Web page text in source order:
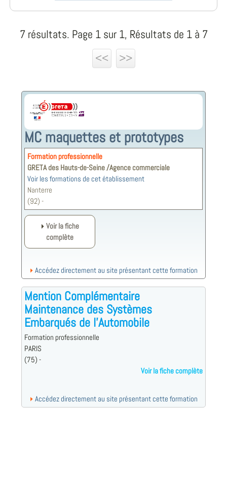
7 résultats. Page 1 sur 1, Résultats de 1 à 7
<<
>>
MC maquettes et prototypes
Formation professionnelle
GRETA des Hauts-de-Seine /Agence commerciale
Voir les formations de cet établissement
Nanterre
(92) -
Voir la fiche
complète
Accédez directement au site présentant cette formation
Mention Complémentaire
Maintenance des Systèmes
Embarqués de l'Automobile
Formation professionnelle
PARIS
(75) -
Voir la fiche complète
Accédez directement au site présentant cette formation